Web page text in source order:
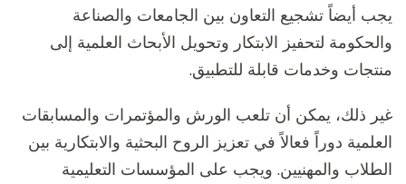
يجب أيضاً تشجيع التعاون بين الجامعات والصناعة
والحكومة لتحفيز الابتكار وتحويل الأبحاث العلمية إلى
منتجات وخدمات قابلة للتطبيق.
غير ذلك، يمكن أن تلعب الورش والمؤتمرات والمسابقات
العلمية دوراً فعالاً في تعزيز الروح البحثية والابتكارية بين
الطلاب والمهنيين. ويجب على المؤسسات التعليمية